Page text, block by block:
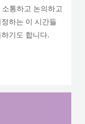
통하고 논의하고
하는 이 시간들
기도 합니다.